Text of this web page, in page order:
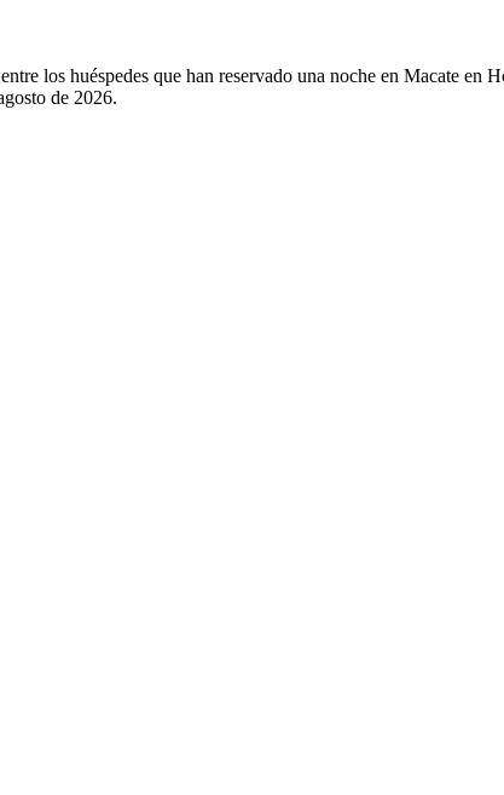
los huéspedes que han reservado una noche en Macate en
de 2026.